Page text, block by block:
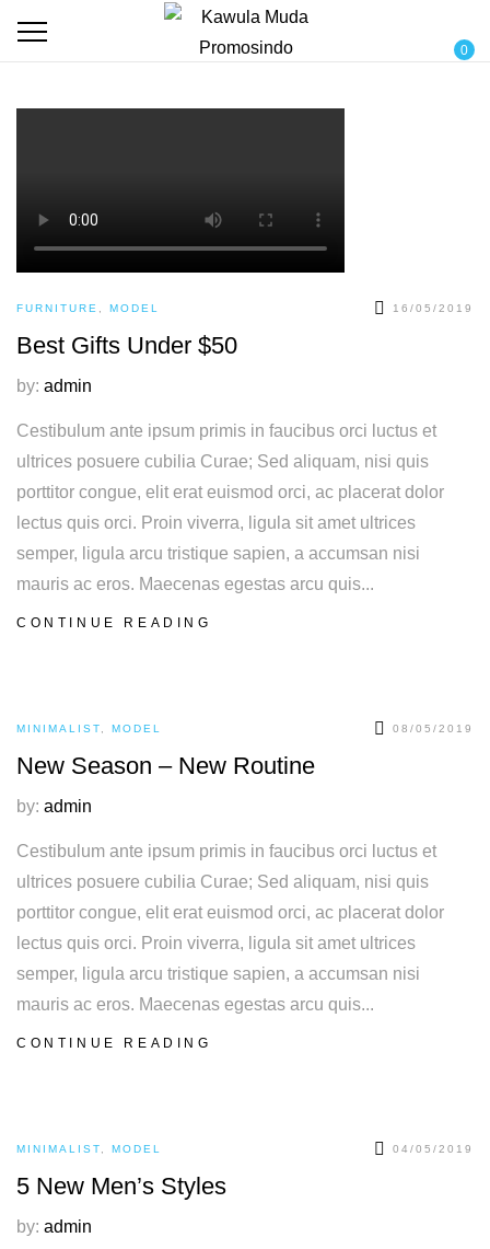
0
FURNITURE MODEL 16/05/2019
Best Gifts Under $50
by: admin
Cestibulum ante ipsum primis in faucibus orci luctus et
ultrices posuere cubilia Curae; Sed aliquam, nisi quis
porttitor congue, elit erat euismod orci, ac placerat dolor
lectus quis orci. Proin viverra, ligula sit amet ultrices
semper, ligula arcu tristique sapien, a accumsan nisi
mauris ac eros. Maecenas egestas arcu quis...
CONTINUE READING
MINIMALIST MODEL 08/05/2019
New Season – New Routine
by: admin
Cestibulum ante ipsum primis in faucibus orci luctus et
ultrices posuere cubilia Curae; Sed aliquam, nisi quis
porttitor congue, elit erat euismod orci, ac placerat dolor
lectus quis orci. Proin viverra, ligula sit amet ultrices
semper, ligula arcu tristique sapien, a accumsan nisi
mauris ac eros. Maecenas egestas arcu quis...
CONTINUE READING
MINIMALIST MODEL 04/05/2019
5 New Men’s Styles
by: admin